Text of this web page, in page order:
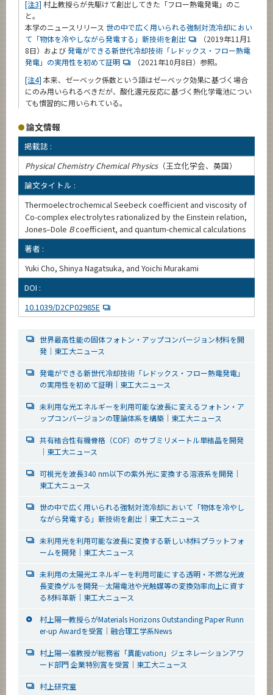
[注3] 村上教授らが先駆けて創出してきた「フロー熱電発電」のこ
と。
本学のニュースリリース 世の中で広く用いられる強制対流冷却におい
て「物体を冷やしながら発電する」新技術を創出
（2019年11月1
8日）および発電ができる新世代冷却技術「レドックス・フロー熱電
発電」の実用性を初めて証明
（2021年10月8日）参照。
[注4] 本来、ゼーベック係数という語はゼーベック効果に基づく場合
にのみ用いられるべきだが、酸化還元反応に基づく熱化学電池につい
ても慣習的に用いられている。
論文情報
掲載誌 :
Physical Chemistry Chemical Physics（王立化学会、英国）
論文タイトル :
Thermoelectrochemical Seebeck coefficient and viscosity of
Co-complex electrolytes rationalized by the Einstein relation,
Jones–Dole Bcoefficient, and quantum-chemical calculations
著者 :
Yuki Cho, Shinya Nagatsuka, and Yoichi Murakami
DOI :
10.1039/D2CP02985E
世界最高性能の固体フォトン・アップコンバージョン材料を開
発｜東工大ニュース
発電ができる新世代冷却技術「レドックス・フロー熱電発電」
の実用性を初めて証明｜東工大ニュース
未利用な光エネルギーを利用可能な波長に変えるフォトン・ア
ップコンバージョンの理論体系を構築｜東工大ニュース
共有結合性有機骨格（COF）のサブミリメートル単結晶を開発
｜東工大ニュース
可視光を波長340 nm以下の紫外光に変換する溶液系を開発｜
東工大ニュース
世の中で広く用いられる強制対流冷却において「物体を冷やし
ながら発電する」新技術を創出｜東工大ニュース
未利用光を利用可能な波長に変換する新しい材料プラットフォ
ームを開発｜東工大ニュース
未利用の太陽光エネルギーを利用可能にする透明・不燃な光波
長変換ゲルを開発―太陽電池や光触媒等の変換効率向上に資す
る材料革新｜東工大ニュース
村上陽一教授らがMaterials Horizons Outstanding Paper Runn
er-up Awardを受賞｜融合理工学系News
村上陽一准教授が総務省「異能vation」ジェネレーションアワ
ード部門 企業特別賞を受賞｜東工大ニュース
村上研究室